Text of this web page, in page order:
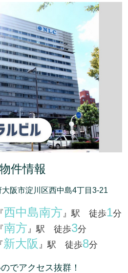
件情報
阪市淀川区西中島4丁目3-21
西中島南方』駅 徒歩1分
南方』駅 徒歩3分
新大阪 』駅 徒歩8分
でアクセス抜群！